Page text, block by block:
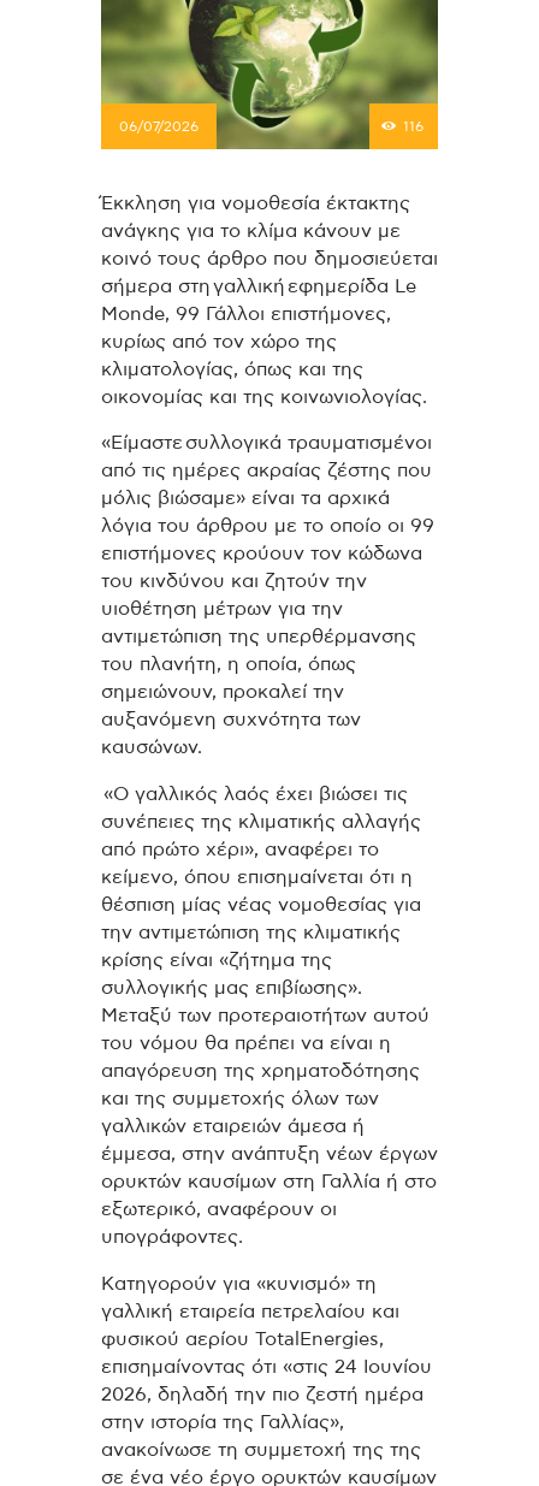
06/07/2026 116
Έκκληση για νομοθεσία έκτακτης
ανάγκης για το κλίμα κάνουν με
κοινό τους άρθρο που δημοσιεύεται
σήμερα στη γαλλική εφημερίδα Le
Monde, 99 Γάλλοι επιστήμονες,
κυρίως από τον χώρο της
κλιματολογίας, όπως και της
οικονομίας και της κοινωνιολογίας.
«Είμαστε συλλογικά τραυματισμένοι
από τις ημέρες ακραίας ζέστης που
μόλις βιώσαμε» είναι τα αρχικά
λόγια του άρθρου με το οποίο οι 99
επιστήμονες κρούουν τον κώδωνα
του κινδύνου και ζητούν την
υιοθέτηση μέτρων για την
αντιμετώπιση της υπερθέρμανσης
του πλανήτη, η οποία, όπως
σημειώνουν, προκαλεί την
αυξανόμενη συχνότητα των
καυσώνων.
«Ο γαλλικός λαός έχει βιώσει τις
συνέπειες της κλιματικής αλλαγής
από πρώτο χέρι», αναφέρει το
κείμενο, όπου επισημαίνεται ότι η
θέσπιση μίας νέας νομοθεσίας για
την αντιμετώπιση της κλιματικής
κρίσης είναι «ζήτημα της
συλλογικής μας επιβίωσης».
Μεταξύ των προτεραιοτήτων αυτού
του νόμου θα πρέπει να είναι η
απαγόρευση της χρηματοδότησης
και της συμμετοχής όλων των
γαλλικών εταιρειών άμεσα ή
έμμεσα, στην ανάπτυξη νέων έργων
ορυκτών καυσίμων στη Γαλλία ή στο
εξωτερικό, αναφέρουν οι
υπογράφοντες.
Κατηγορούν για «κυνισμό» τη
γαλλική εταιρεία πετρελαίου και
φυσικού αερίου TotalEnergies,
επισημαίνοντας ότι «στις 24 Ιουνίου
2026, δηλαδή την πιο ζεστή ημέρα
στην ιστορία της Γαλλίας»,
ανακοίνωσε τη συμμετοχή της της
σε ένα νέο έργο ορυκτών καυσίμων